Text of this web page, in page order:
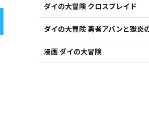
ダイの大冒険 クロスブレイド
ダイの大冒険 勇者アバンと獄炎
漫画 ダイの大冒険